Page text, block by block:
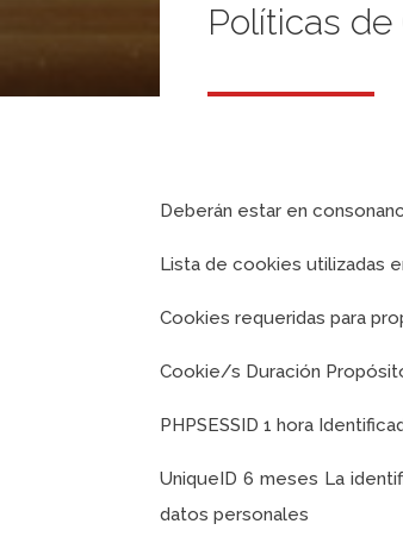
Políticas de
Deberán estar en
Lista de cookies utilizadas
Cookies requeridas para
Cookie/s Duración
PHPSESSID 1 hora
UniqueID 6 meses La
datos personales